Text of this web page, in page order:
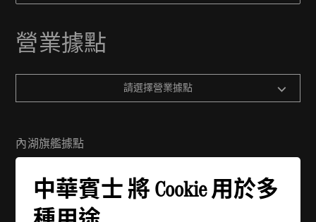
中華賓士 將 Cookie 用於多
營業據點
請選擇營業據點
內湖旗艦據點
電話：(02) 2799-6988
週一 - 週五：08:30 - 21:00
週六 - 週日：09:00 - 21:00